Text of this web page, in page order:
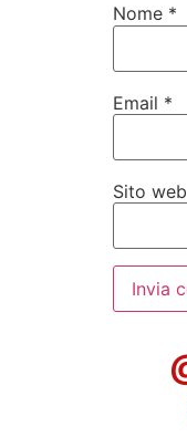
Nome *
Email *
Sito web